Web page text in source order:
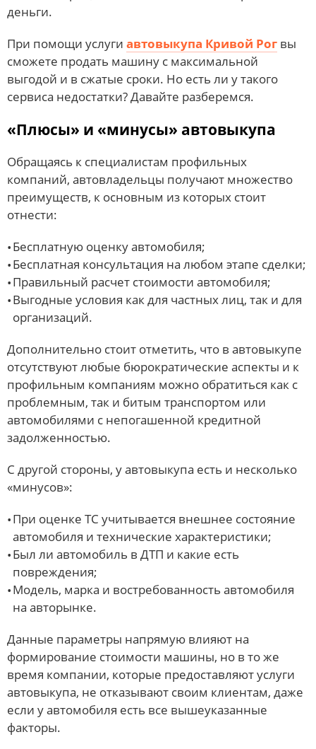
деньги.
При помощи услуги автовыкупа Кривой Рог вы
сможете продать машину с максимальной
выгодой и в сжатые сроки. Но есть ли у такого
сервиса недостатки? Давайте разберемся.
«Плюсы» и «минусы» автовыкупа
Обращаясь к специалистам профильных
компаний, автовладельцы получают множество
преимуществ, к основным из которых стоит
отнести:
Бесплатную оценку автомобиля;
Бесплатная консультация на любом этапе сделки;
Правильный расчет стоимости автомобиля;
Выгодные условия как для частных лиц, так и для
организаций.
Дополнительно стоит отметить, что в автовыкупе
отсутствуют любые бюрократические аспекты и к
профильным компаниям можно обратиться как с
проблемным, так и битым транспортом или
автомобилями с непогашенной кредитной
задолженностью.
С другой стороны, у автовыкупа есть и несколько
«минусов»:
При оценке ТС учитывается внешнее состояние
автомобиля и технические характеристики;
Был ли автомобиль в ДТП и какие есть
повреждения;
Модель, марка и востребованность автомобиля
на авторынке.
Данные параметры напрямую влияют на
формирование стоимости машины, но в то же
время компании, которые предоставляют услуги
автовыкупа, не отказывают своим клиентам, даже
если у автомобиля есть все вышеуказанные
факторы.